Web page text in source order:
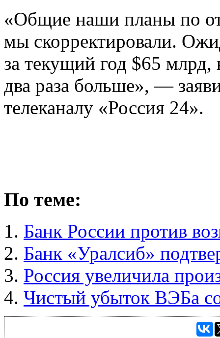
«Общие наши планы по
мы скорректировали.
за текущий год $65 млрд,
два раза больше», —
телеканалу «Россия 24».
По теме:
Банк России против
Банк «Уралсиб»
Россия увеличила
Чистый убыток ВЭБа